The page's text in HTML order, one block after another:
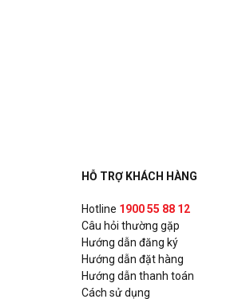
HỖ TRỢ KHÁCH HÀNG
Hotline 1900 55 88 12
Câu hỏi thường gặp
Hướng dẫn đăng ký
Hướng dẫn đặt hàng
Hướng dẫn thanh toán
Cách sử dụng